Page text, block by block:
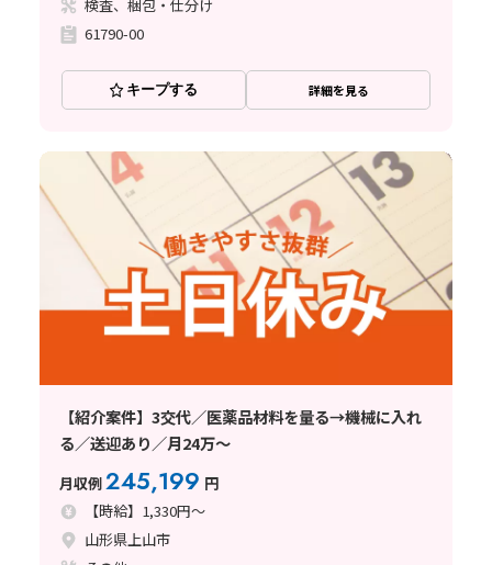
検査、梱包・仕分け
61790-00
キープする 詳細を見る
【紹介案件】3交代／医薬品材料を量る→機械に入れ
る／送迎あり／月24万～
月収例245,199 円
【時給】1,330円～
山形県上山市